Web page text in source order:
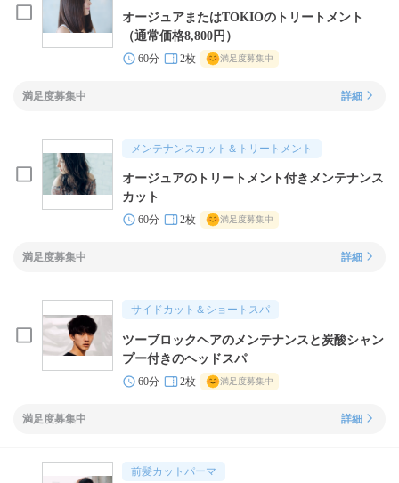
オージュアまたはTOKIOのトリートメント
（通常価格8,800円）
60分 2枚 満足度募集中
満足度募集中 詳細
メンテナンスカット＆トリートメント
オージュアのトリートメント付きメンテナンス
カット
60分 2枚 満足度募集中
満足度募集中 詳細
サイドカット＆ショートスパ
ツーブロックヘアのメンテナンスと炭酸シャン
プー付きのヘッドスパ
60分 2枚 満足度募集中
満足度募集中 詳細
前髪カットパーマ